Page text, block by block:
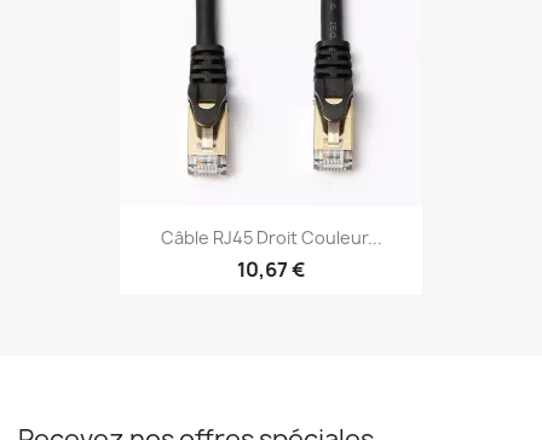
Câble RJ45 Droit Couleur...
10,67 €